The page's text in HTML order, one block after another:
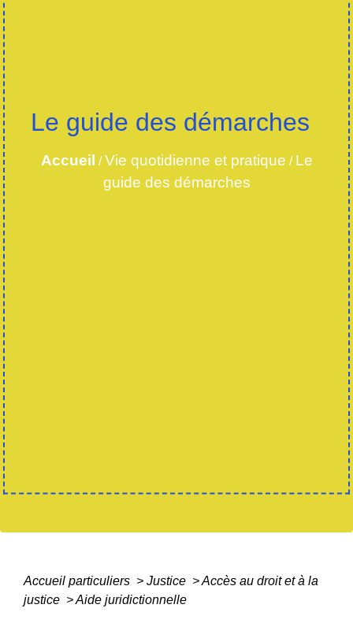
Le guide des démarches
Accueil /Vie quotidienne et pratique / Le
guide des démarches
Accueil particuliers > Justice >Accès au droit et à la
justice >Aide juridictionnelle